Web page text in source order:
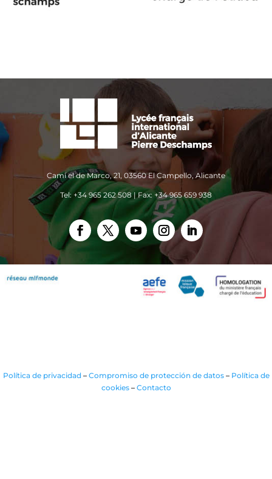
Camí el de Marco, 21, 03560 El Campello, Alicante
Tel: +34 965 262 508 | Fax: +34 965 659 938
Política de privacidad – Compromiso de protección de datos– Política de
cookies– Contacto